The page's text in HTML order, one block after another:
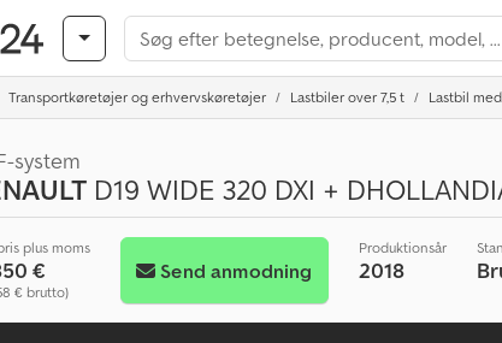
Transportkøretøjer og erhvervskøretøjer Lastbiler over 7,5 t Lastbil
system
D19 WIDE 320 DXI +
plus moms
€
€ brutto)
Send anmodning
Produktionsår
2018